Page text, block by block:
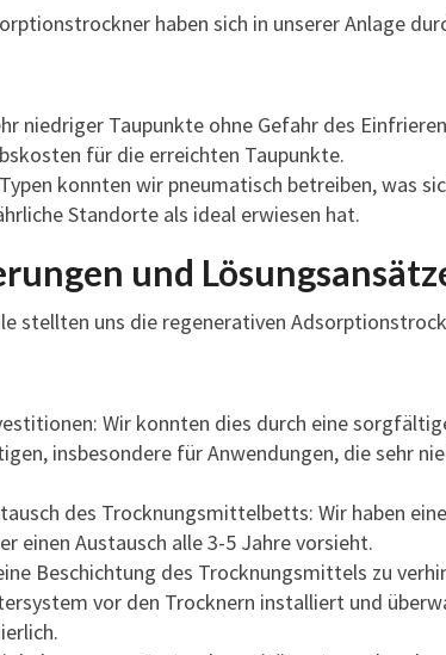
haben sich in unserer Anlage
niedriger Taupunkte ohne Gefahr des
für die erreichten Taupunkte.
konnten wir pneumatisch betreiben, was
Standorte als ideal erwiesen hat.
und
stellten uns die regenerativen
Wir konnten dies durch eine
insbesondere für Anwendungen, die sehr
des Trocknungsmittelbetts: Wir haben
einen Austausch alle 3-5 Jahre vorsieht.
Beschichtung des Trocknungsmittels zu
vor den Trocknern installiert und